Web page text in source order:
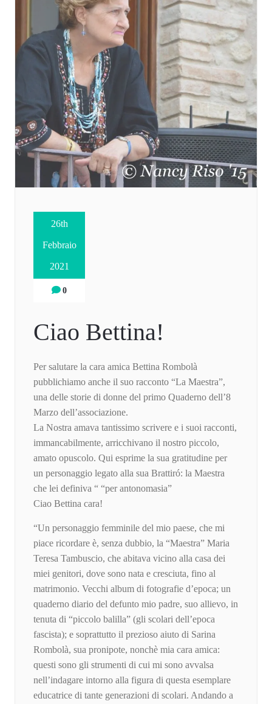
26th
Febbraio
2021
0
Ciao Bettina!
Per salutare la cara amica Bettina Rombolà
pubblichiamo anche il suo racconto “La Maestra”,
una delle storie di donne del primo Quaderno dell’8
Marzo dell’associazione.
La Nostra amava tantissimo scrivere e i suoi racconti,
immancabilmente, arricchivano il nostro piccolo,
amato opuscolo. Qui esprime la sua gratitudine per
un personaggio legato alla sua Brattiró: la Maestra
che lei definiva “ “per antonomasia”
Ciao Bettina cara!
“Un personaggio femminile del mio paese, che mi
piace ricordare è, senza dubbio, la “Maestra” Maria
Teresa Tambuscio, che abitava vicino alla casa dei
miei genitori, dove sono nata e cresciuta, fino al
matrimonio. Vecchi album di fotografie d’epoca; un
quaderno diario del defunto mio padre, suo allievo, in
tenuta di “piccolo balilla” (gli scolari dell’epoca
fascista); e soprattutto il prezioso aiuto di Sarina
Rombolà, sua pronipote, nonchè mia cara amica:
questi sono gli strumenti di cui mi sono avvalsa
nell’indagare intorno alla figura di questa esemplare
educatrice di tante generazioni di scolari. Andando a